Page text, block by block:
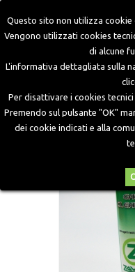
Questo sito non utilizza
Vengono utilizzati cookies
di alcune
L'informativa dettagliata sulla
Per disattivare i cookies
Premendo sul pulsante "OK"
dei cookie indicati e alla
Materiale per